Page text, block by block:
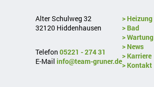
Alter Schulweg 32
32120 Hiddenhausen
Telefon 05221 - 274 31
E-Mail info@team-gruner.de
> Heizung
> Bad
> Wartung
> News
> Karriere
> Kontakt